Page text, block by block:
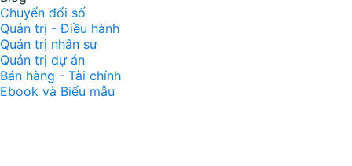
Chuyển đổi số
Quản trị - Điều hành
Quản trị nhân sự
Quản trị dự án
Bán hàng - Tài chính
Ebook và Biểu mẫu